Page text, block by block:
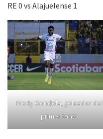
RE 0 vs Alajuelense 1
Fredy Gondola, goleador del
primer tanto